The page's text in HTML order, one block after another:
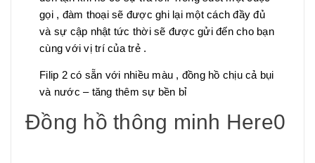
gọi , đàm thoại sẽ được ghi lại một cách đầy đủ
và sự cập nhật tức thời sẽ được gửi đến cho bạn
cùng với vị trí của trẻ .
Filip 2 có sẵn với nhiều màu , đồng hồ chịu cả bụi
và nước – tăng thêm sự bền bỉ
Đồng hồ thông minh Here0